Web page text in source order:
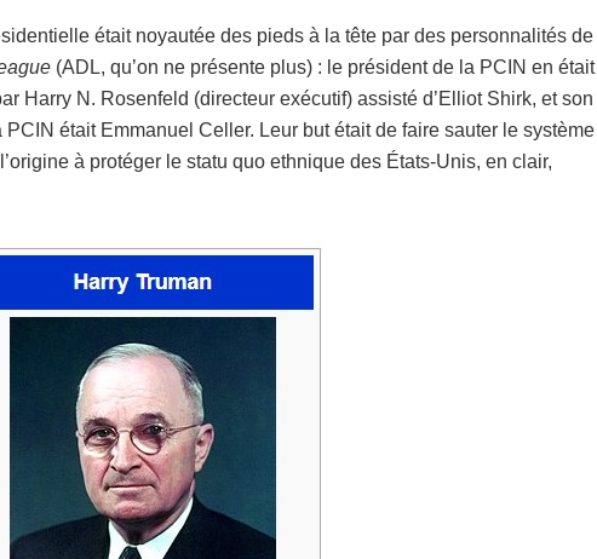
était noyautée des pieds à la tête par des personnalités de
(ADL, qu’on ne présente plus) : le président de la PCIN en était
Harry N. Rosenfeld (directeur exécutif) assisté d’Elliot Shirk, et son
était Emmanuel Celler. Leur but était de faire sauter le système
à protéger le statu quo ethnique des États-Unis, en clair,